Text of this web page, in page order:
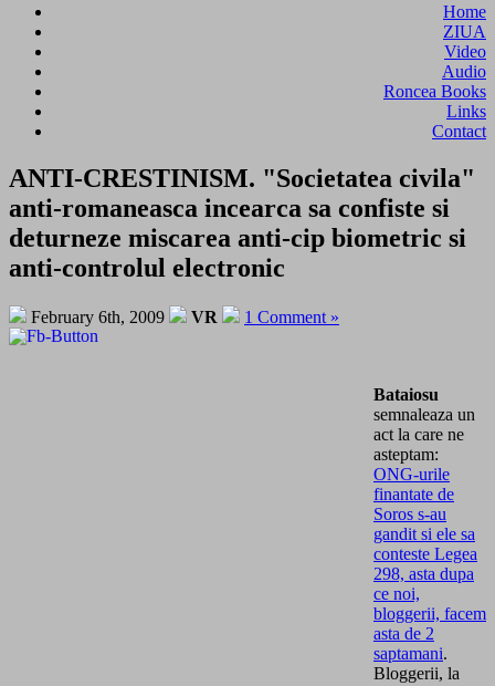
Home
ZIUA
Video
Audio
Roncea Books
Links
Contact
ANTI-CRESTINISM. "Societatea civila"
anti-romaneasca incearca sa confiste si
deturneze miscarea anti-cip biometric si
anti-controlul electronic
February 6th, 2009 VR 1 Comment »
Bataiosu
semnaleaza un
act la care ne
asteptam:
ONG-urile
finantate de
Soros s-au
gandit si ele sa
conteste Legea
298, asta dupa
ce noi,
bloggerii, facem
asta de 2
saptamani.
Bloggerii, la